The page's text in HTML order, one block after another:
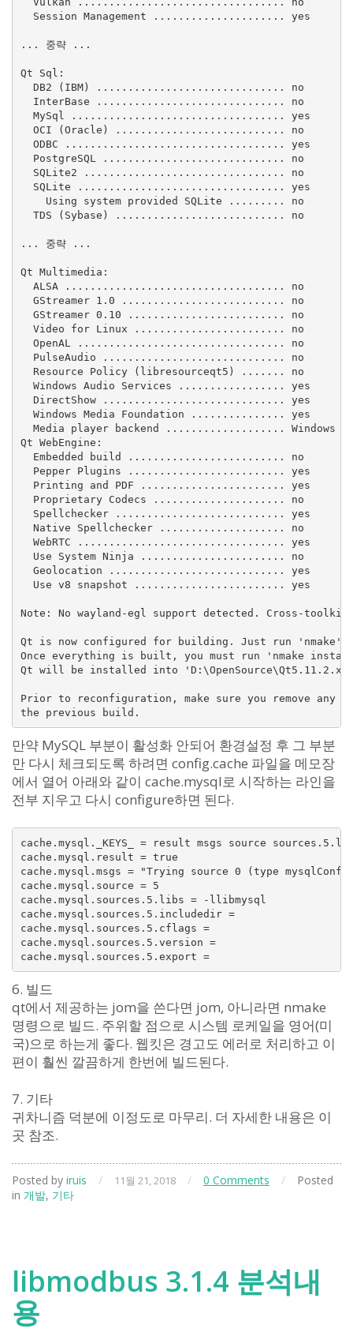
  Session Management ..................... yes
... 중략 ...
Qt Sql:
  DB2 (IBM) .............................. no
  InterBase .............................. no
  MySql .................................. yes
  OCI (Oracle) ........................... no
  ODBC ................................... yes
  PostgreSQL ............................. no
  SQLite2 ................................ no
  SQLite ................................. yes
    Using system provided SQLite ......... no
  TDS (Sybase) ........................... no
... 중략 ...
Qt Multimedia:
  ALSA ................................... no
  GStreamer 1.0 .......................... no
  GStreamer 0.10 ......................... no
  Video for Linux ........................ no
  OpenAL ................................. no
  PulseAudio ............................. no
  Resource Policy (libresourceqt5) ....... no
  Windows Audio Services ................. yes
  DirectShow ............................. yes
  Windows Media Foundation ............... yes
Media player backend ................... Windows
Qt WebEngine:
  Embedded build ......................... no
  Pepper Plugins ......................... yes
  Printing and PDF ....................... yes
  Proprietary Codecs ..................... no
  Spellchecker ........................... yes
  Native Spellchecker .................... no
  WebRTC ................................. yes
  Use System Ninja ....................... no
  Geolocation ............................ yes
  Use v8 snapshot ........................ yes
Note: No wayland-egl support detected. Cross-
Qt is now configured for building. Just run 'nmake'.
Once everything is built, you must run 'nmake
Qt will be installed into
Prior to reconfiguration, make sure you remove any
the previous build.
만약 MySQL 부분이 활성화 안되어 환경설정 후 그 부분
만 다시 체크되도록 하려면 config.cache 파일을 메모장
에서 열어 아래와 같이 cache.mysql로 시작하는 라인을
전부 지우고 다시 configure하면 된다.
cache.mysql._KEYS_ = result msgs source
cache.mysql.result = true
cache.mysql.msgs = "Trying source 0 (type
cache.mysql.source = 5
cache.mysql.sources.5.libs = -llibmysql
cache.mysql.sources.5.includedir =
cache.mysql.sources.5.cflags =
cache.mysql.sources.5.version =
cache.mysql.sources.5.export =
6. 빌드
qt에서 제공하는 jom을 쓴다면 jom, 아니라면 nmake
명령으로 빌드. 주위할 점으로 시스템 로케일을 영어(미
국)으로 하는게 좋다. 웹킷은 경고도 에러로 처리하고 이
편이 훨씬 깔끔하게 한번에 빌드된다.
7. 기타
귀차니즘 덕분에 이정도로 마무리. 더 자세한 내용은 이
곳 참조.
Posted by iruis / 11월 21, 2018 / 0 Comments /
Posted
in 개발, 기타
libmodbus 3.1.4 분석내
용